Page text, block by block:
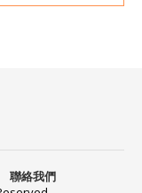
聯絡我們